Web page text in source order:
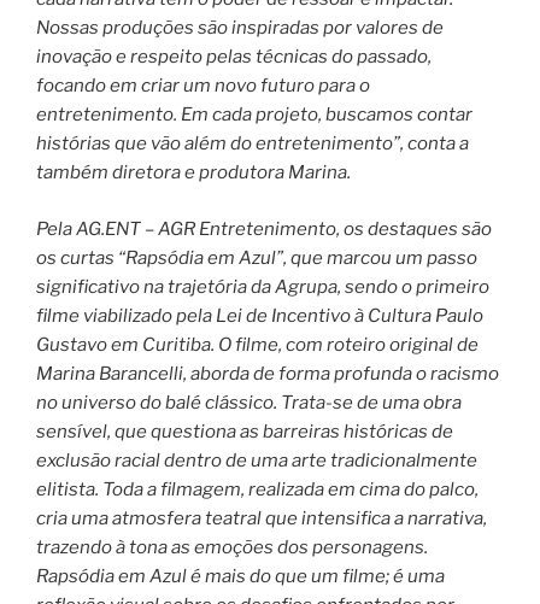
Nossas produções são inspiradas por valores de
inovação e respeito pelas técnicas do passado,
focando em criar um novo futuro para o
entretenimento. Em cada projeto, buscamos contar
histórias que vão além do entretenimento”, conta a
também diretora e produtora Marina.
Pela AG.ENT – AGR Entretenimento, os destaques são
os curtas “Rapsódia em Azul”, que marcou um passo
significativo na trajetória da Agrupa, sendo o primeiro
filme viabilizado pela Lei de Incentivo à Cultura Paulo
Gustavo em Curitiba. O filme, com roteiro original de
Marina Barancelli, aborda de forma profunda o racismo
no universo do balé clássico. Trata-se de uma obra
sensível, que questiona as barreiras históricas de
exclusão racial dentro de uma arte tradicionalmente
elitista. Toda a filmagem, realizada em cima do palco,
cria uma atmosfera teatral que intensifica a narrativa,
trazendo à tona as emoções dos personagens.
Rapsódia em Azul é mais do que um filme; é uma